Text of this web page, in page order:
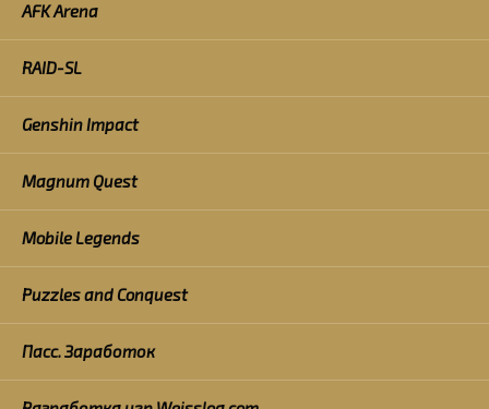
AFK Arena
RAID-SL
Genshin Impact
Magnum Quest
Mobile Legends
Puzzles and Conquest
Пасс. Заработок